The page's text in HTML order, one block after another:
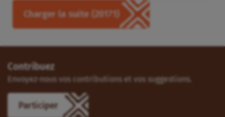
Charger la suite (20171)
Contribuez
Envoyez-nous vos contributions et vos suggestions.
Participer